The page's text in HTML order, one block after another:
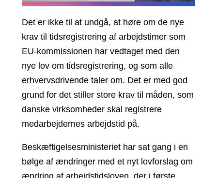
Det er ikke til at undgå, at høre om de nye
krav til tidsregistrering af arbejdstimer som
EU-kommissionen har vedtaget med den
nye lov om tidsregistrering, og som alle
erhvervsdrivende taler om. Det er med god
grund for det stiller store krav til måden, som
danske virksomheder skal registrere
medarbejdernes arbejdstid på.
Beskæftigelsesministeriet har sat gang i en
bølge af ændringer med et nyt lovforslag om
ændring af arbejdstidsloven, der i første